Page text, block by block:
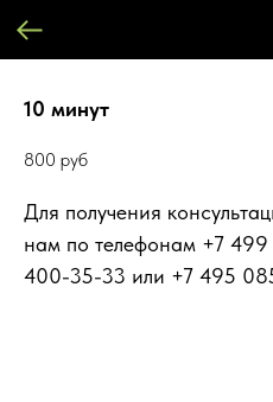
10 минут
800 руб
Для получения
нам по телефонам +7
400-35-33 или +7 495